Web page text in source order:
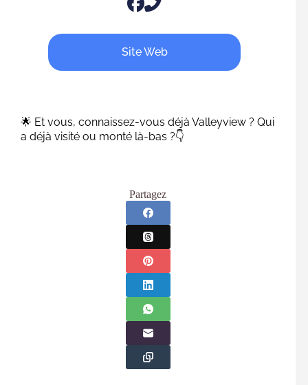
Site Web
🌟 Et vous, connaissez-vous déjà Valleyview ? Qui
a déjà visité ou monté là-bas ?👇
Partagez